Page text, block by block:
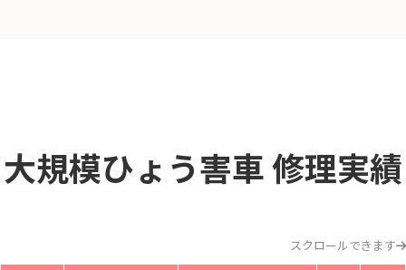
大規模ひょう害車修理実績
スクロールできます